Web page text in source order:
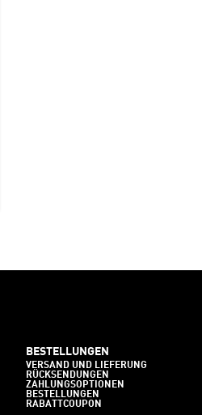
BESTELLUNGEN
VERSAND UND LIEFERUNG
RÜCKSENDUNGEN
ZAHLUNGSOPTIONEN
BESTELLUNGEN
RABATTCOUPON